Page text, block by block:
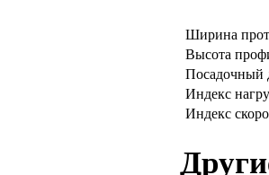
Ширина
Высота
Посадочный
Индекс
Индекс